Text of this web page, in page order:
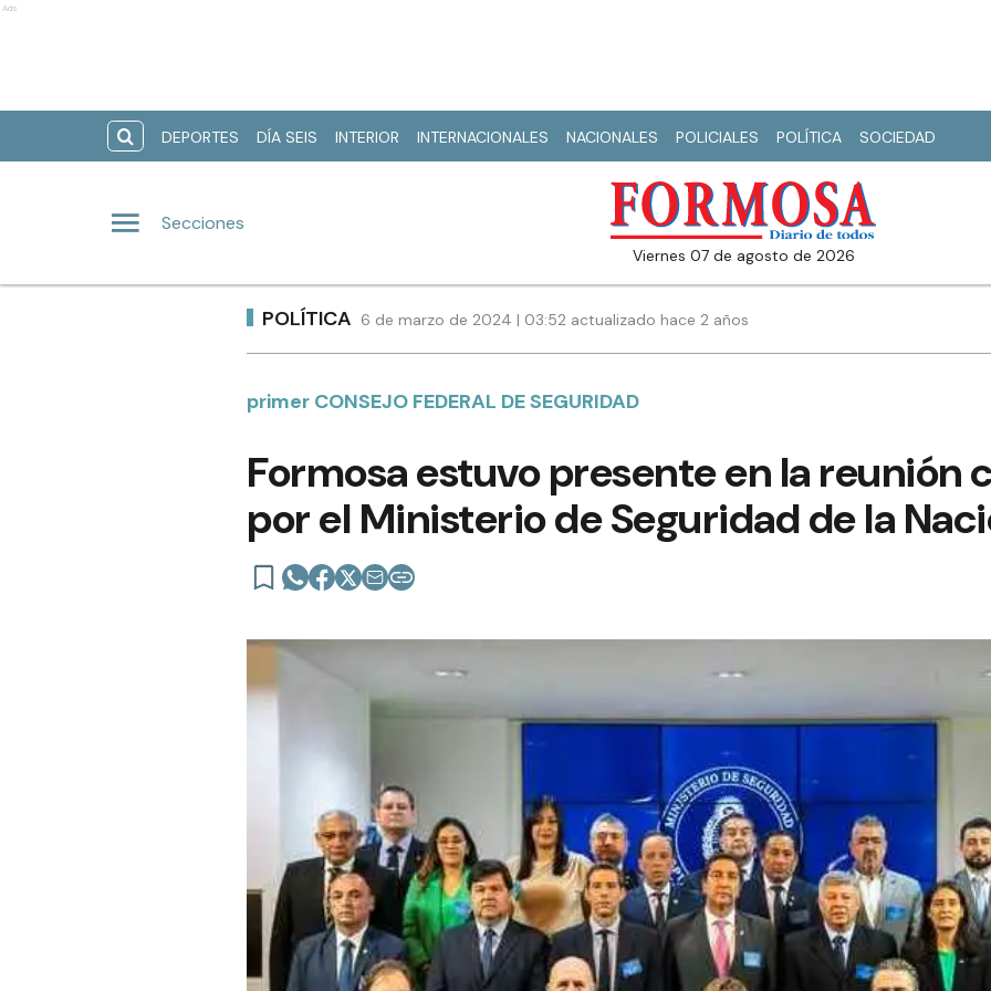
Ads
DEPORTES DÍA SEIS INTERIOR INTERNACIONALES NACIONALES POLICIALES POLÍTICA SOCIEDAD
Secciones
viernes 07 de agosto de 2026
POLÍTICA 6 de marzo de 2024 | 03:52 actualizado hace 2 años
primer CONSEJO FEDERAL DE SEGURIDAD
Formosa estuvo presente en la reunión
por el Ministerio de Seguridad de la